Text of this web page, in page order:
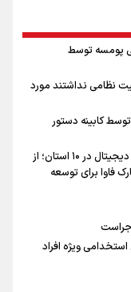
سرلشکر خلبان شهید
شهرداری قزوین
روابط‌ عمومی
مصوبات دولت در
در مرز خسروی جابه‌جا
عبور کرد/ ادامه موج
اعلام شد
گلوگاه اعلام شد
پومسه توسط
نظامی نداشتند مورد
کابینه دستور
حمایت ۱۰۰ میلیاردی برای ایجاد مراکز رشد اقتصاد دیجیتال در ۱۰ استان؛ از
ارزی تا نیاز ۲۸ همتی پارک فاوا برای توسعه
ویژه افراد